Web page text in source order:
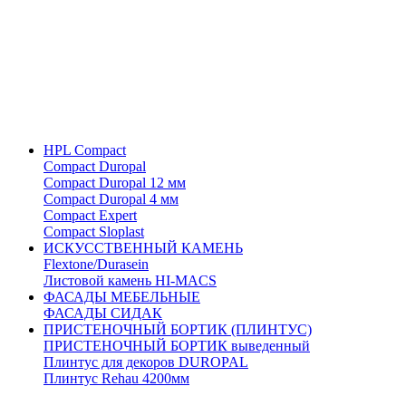
HPL Compact
Compact Duropal
Compact Duropal 12 мм
Compact Duropal 4 мм
Compact Expert
Compact Sloplast
ИСКУССТВЕННЫЙ КАМЕНЬ
Flextone/Durasein
Листовой камень HI-MACS
ФАСАДЫ МЕБЕЛЬНЫЕ
ФАСАДЫ СИДАК
ПРИСТЕНОЧНЫЙ БОРТИК (ПЛИНТУС)
ПРИСТЕНОЧНЫЙ БОРТИК выведенный
Плинтус для декоров DUROPAL
Плинтус Rehau 4200мм